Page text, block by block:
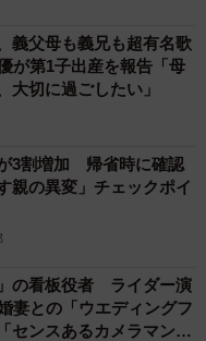
義父母も義兄も超有名歌
が第1子出産を報告「母
切に過ごしたい」
3割増加 帰省時に確認
親の異変」チェックポイ
の看板役者 ライダー演
妻との「ウエディングフ
ンスあるカメラマン求